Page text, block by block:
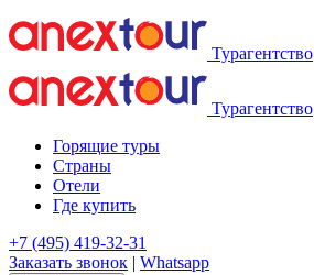
Турагентство
Турагентство
Горящие туры
Страны
Отели
Где купить
+7 (495) 419-32-31
Заказать звонок | Whatsapp